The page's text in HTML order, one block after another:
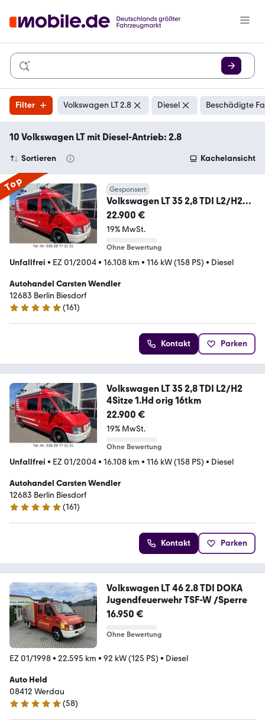
Filter Volkswagen LT 2.8 Diesel Beschädigte
10 Volkswagen LT mit Diesel-Antrieb: 2.8
Sortieren Kachelansicht
Top Gesponsert
Volkswagen LT 35 2,8 TDI L2/H2
4Sitze 1.Hd orig 16tkm
22.900 €
19% MwSt.
Ohne Bewertung
Unfallfrei • EZ 01/2004• 16.108 km • 116 kW (158 PS) • Diesel
Autohandel Carsten Wendler
12683 Berlin Biesdorf
4.8 Sterne
(161)
Kontakt Parken
Volkswagen LT 35 2,8 TDI L2/H2
4Sitze 1.Hd orig 16tkm
22.900 €
19% MwSt.
Ohne Bewertung
Unfallfrei • EZ 01/2004• 16.108 km • 116 kW (158 PS) • Diesel
Autohandel Carsten Wendler
12683 Berlin Biesdorf
4.8 Sterne
(161)
Kontakt Parken
Volkswagen LT 46 2.8 TDI DOKA
Jugendfeuerwehr TSF-W /Sperre
16.950 €
Ohne Bewertung
EZ 01/1998• 22.595 km • 92 kW (125 PS) • Diesel
Auto Held
08412 Werdau
4.9 Sterne
(58)